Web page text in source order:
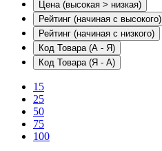
Цена (высокая > низкая)
Рейтинг (начиная с высокого)
Рейтинг (начиная с низкого)
Код Товара (А - Я)
Код Товара (Я - А)
15
25
50
75
100